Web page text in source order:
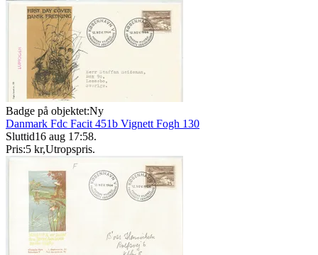
Badge på objektet:Ny
Danmark Fdc Facit 451b Vignett Fogh 130
Sluttid16 aug 17:58.
Pris:5 kr,Utropspris.